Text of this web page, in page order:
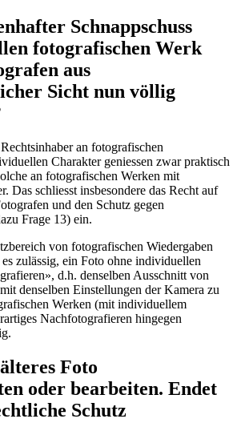
Schnappschuss
fotografischen Werk
aus
Sicht nun völlig
an fotografischen
Charakter geniessen zwar praktisch
an fotografischen Werken mit
Das schliesst insbesondere das Recht auf
und den Schutz gegen
Frage 13) ein.
von fotografischen Wiedergaben
es zulässig, ein Foto ohne individuellen
d.h. denselben Ausschnitt von
denselben Einstellungen der Kamera zu
Werken (mit individuellem
Nachfotografieren hingegen
Foto
oder bearbeiten. Endet
Schutz